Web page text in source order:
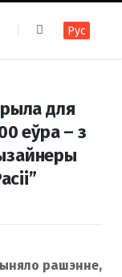
t
a
m
Рус
для
еўра – з
рашэнне,